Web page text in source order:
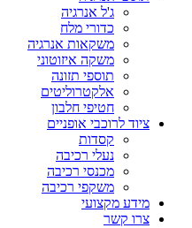
ג'ל אנרגיה
כדורי מלח
משקאות אנרגיה
משקה איזוטוני
תוספי תזונה
אלקטרוליטים
חטיפי חלבון
ציוד לרוכבי אופניים
קסדות
נעלי רכיבה
מכנסי רכיבה
משקפי רכיבה
מידע מקצועי
צרו קשר